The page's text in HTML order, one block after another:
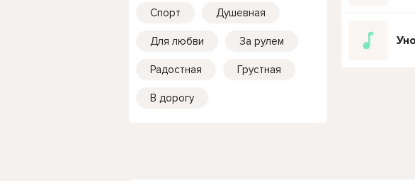
Спорт Душевная
Для любви За рулем
Радостная Грустная
В дорогу